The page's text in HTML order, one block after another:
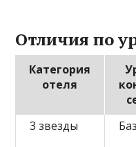
Отличия по
Категория
отеля
3 звезды